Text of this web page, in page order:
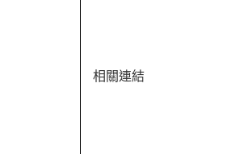
相關連結